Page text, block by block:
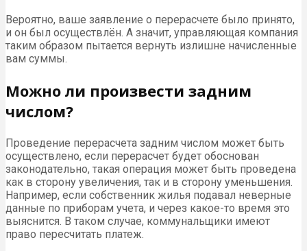
Вероятно, ваше заявление о перерасчете было принято,
и он был осуществлён. А значит, управляющая компания
таким образом пытается вернуть излишне начисленные
вам суммы.
Можно ли произвести задним
числом?
Проведение перерасчета задним числом может быть
осуществлено, если перерасчет будет обоснован
законодательно, такая операция может быть проведена
как в сторону увеличения, так и в сторону уменьшения.
Например, если собственник жилья подавал неверные
данные по приборам учета, и через какое-то время это
выяснится. В таком случае, коммунальщики имеют
право пересчитать платеж.